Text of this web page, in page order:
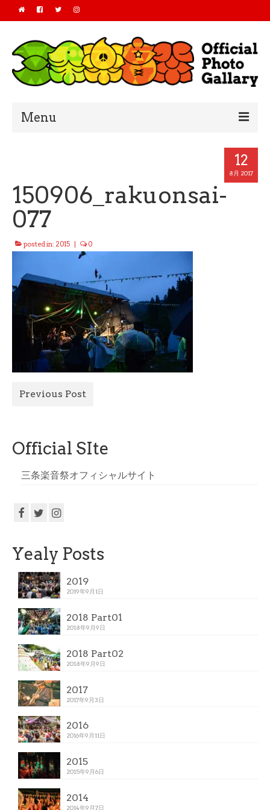
Menu
2018
2017
2016
All Photo
Official Site
12
8月 2017
150906_rakuonsai-
077
posted in: 2015 0
Previous Post
Official SIte
三条楽音祭オフィシャルサイト
Yealy Posts
2019
2019年9月1日
2018 Part01
2018年9月9日
2018 Part02
2018年9月9日
2017
2017年9月3日
2016
2016年9月11日
2015
2015年9月6日
2014
2014年9月7日